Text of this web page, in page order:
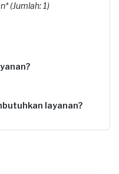
(Jumlah: 1)
layanan?
+ Rp3.700 (biaya